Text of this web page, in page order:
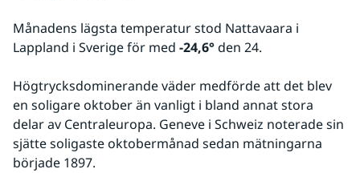
Månadens lägsta temperatur stod Nattavaara i
Lappland i Sverige för med -24,6° den 24.
Högtrycksdominerande väder medförde att det blev
en soligare oktober än vanligt i bland annat stora
delar av Centraleuropa. Geneve i Schweiz noterade sin
sjätte soligaste oktobermånad sedan mätningarna
började 1897.